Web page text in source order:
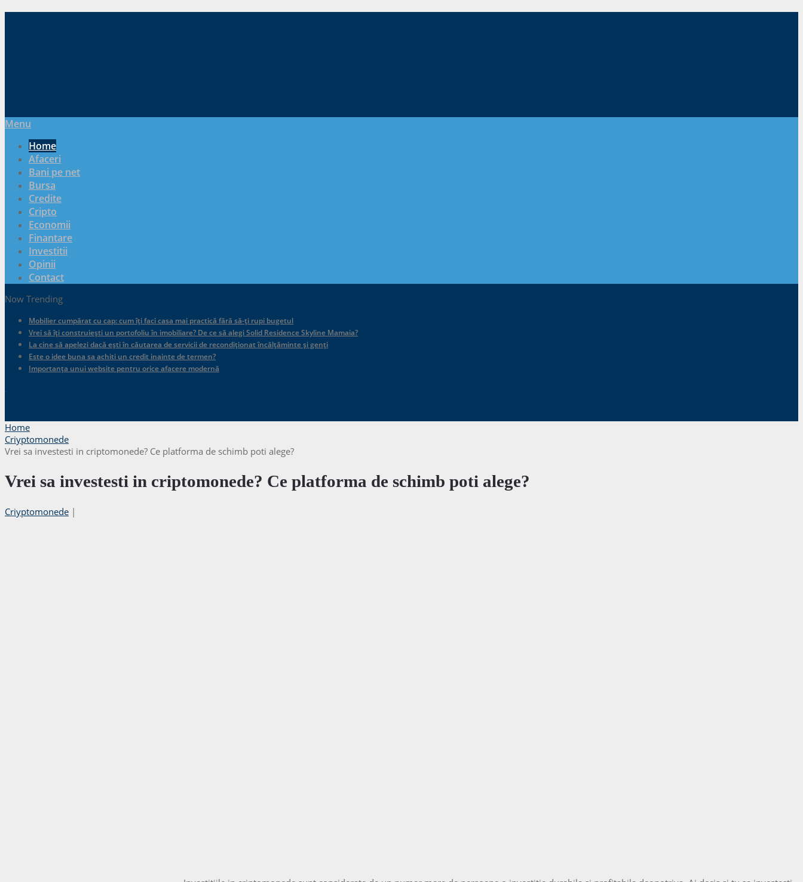
Menu
Home
Afaceri
Bani pe net
Bursa
Credite
Cripto
Economii
Finantare
Investitii
Opinii
Contact
Now Trending
Mobilier cumpărat cu cap: cum îți faci casa mai practică fără să-ți rupi bugetul
Vrei să îți construiești un portofoliu în imobiliare? De ce să alegi Solid Residence Skyline Mamaia?
La cine să apelezi dacă ești în căutarea de servicii de recondiționat încălțăminte și genți
Este o idee buna sa achiti un credit inainte de termen?
Importanța unui website pentru orice afacere modernă
.
Home
Criyptomonede
Vrei sa investesti in criptomonede? Ce platforma de schimb poti alege?
Vrei sa investesti in criptomonede? Ce platforma de schimb poti alege?
Criyptomonede |